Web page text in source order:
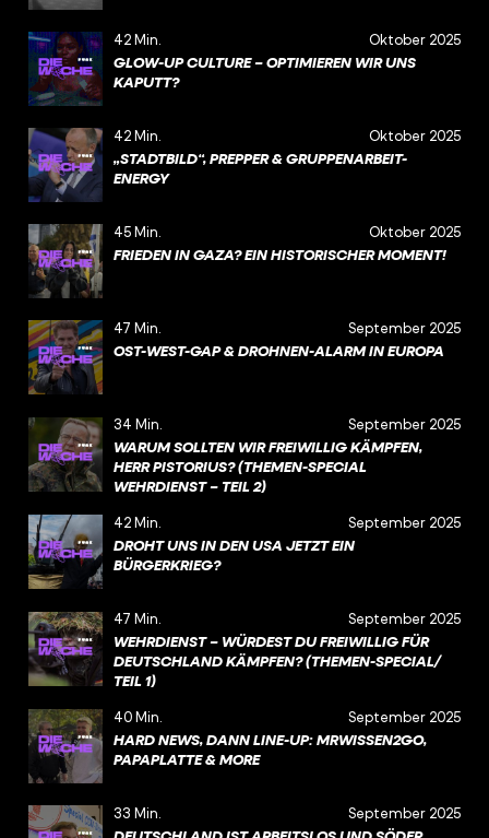
42 Min. Oktober 2025
GLOW-UP CULTURE – OPTIMIEREN WIR UNS
KAPUTT?
42 Min. Oktober 2025
„STADTBILD“, PREPPER & GRUPPENARBEIT-
ENERGY
45 Min. Oktober 2025
FRIEDEN IN GAZA? EIN HISTORISCHER MOMENT!
47 Min. September 2025
OST-WEST-GAP & DROHNEN-ALARM IN EUROPA
34 Min. September 2025
WARUM SOLLTEN WIR FREIWILLIG KÄMPFEN,
HERR PISTORIUS? (THEMEN-SPECIAL
WEHRDIENST – TEIL 2)
42 Min. September 2025
DROHT UNS IN DEN USA JETZT EIN
BÜRGERKRIEG?
47 Min. September 2025
WEHRDIENST – WÜRDEST DU FREIWILLIG FÜR
DEUTSCHLAND KÄMPFEN? (THEMEN-SPECIAL/
TEIL 1)
40 Min. September 2025
HARD NEWS, DANN LINE-UP: MRWISSEN2GO,
PAPAPLATTE & MORE
33 Min. September 2025